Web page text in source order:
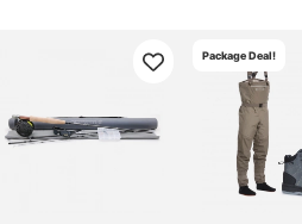
Package Deal!